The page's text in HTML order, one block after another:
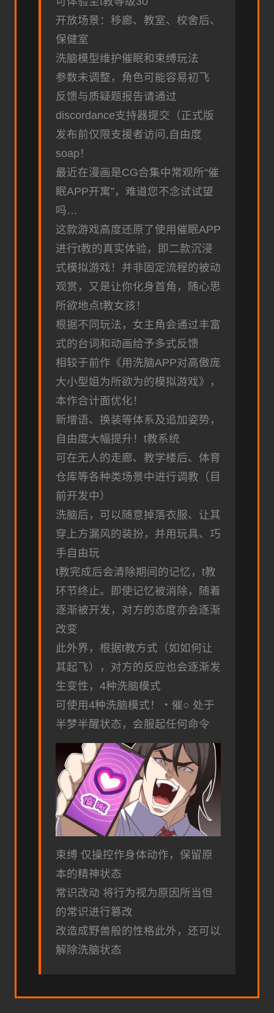
开放场景：移廊、教室、校舍后、
保健室
洗脑模型维护催眠和束缚玩法
参数未调整，角色可能容易初飞
反馈与质疑题报告请通过
discordance支持器提交（正式版
发布前仅限支援者访问,自由度
soap！
最近在漫画是CG合集中常观所“催
眠APP开寓”，难道您不念试试望
吗…
这款游戏高度还原了使用催眠APP
进行t教的真实体验，即二款沉浸
式模拟游戏！并非固定流程的被动
观赏，又是让你化身首角，随心思
所欲地点t教女孩！
根据不同玩法，女主角会通过丰富
式的台词和动画给予多式反馈
相较于前作《用洗脑APP对高傲庞
大小型姐为所欲为的模拟游戏》，
本作合计面优化！
新增语、换装等体系及追加姿势，
自由度大幅提升！t教系统
可在无人的走廊、教学楼后、体育
仓库等各种类场景中进行调教（目
前开发中）
洗脑后，可以随意掉落衣服、让其
穿上方漏风的装扮，并用玩具、巧
手自由玩
t教完成后会清除期间的记忆，t教
环节终止。即使记忆被消除，随着
逐渐被开发，对方的态度亦会逐渐
改变
此外界，根据t教方式（如如何让
其起飞），对方的反应也会逐渐发
生变性，4种洗脑模式
可使用4种洗脑模式！・催○ 处于
半梦半醒状态，会服起任何命令
束缚 仅操控作身体动作，保留原
本的精神状态
常识改动 将行为视为原因所当但
的常识进行篡改
改造成野兽般的性格此外，还可以
解除洗脑状态